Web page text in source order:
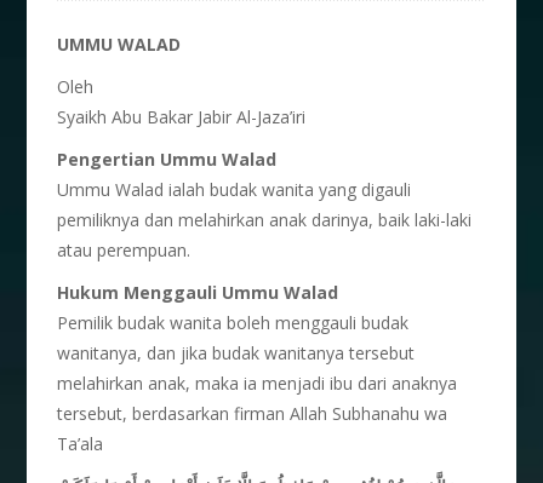
UMMU WALAD
Oleh
Syaikh Abu Bakar Jabir Al-Jaza’iri
Pengertian Ummu Walad
Ummu Walad ialah budak wanita yang digauli
pemiliknya dan melahirkan anak darinya, baik laki-laki
atau perempuan.
Hukum Menggauli Ummu Walad
Pemilik budak wanita boleh menggauli budak
wanitanya, dan jika budak wanitanya tersebut
melahirkan anak, maka ia menjadi ibu dari anaknya
tersebut, berdasarkan firman Allah Subhanahu wa
Ta’ala